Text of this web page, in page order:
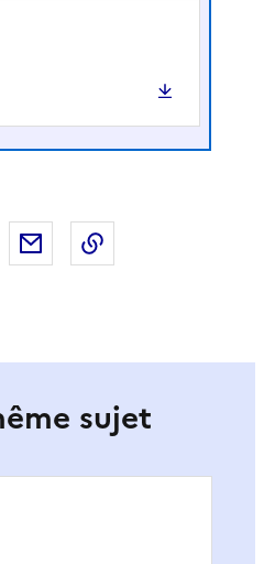
sur X
Partager sur LinkedIn
Partager par email
sujet